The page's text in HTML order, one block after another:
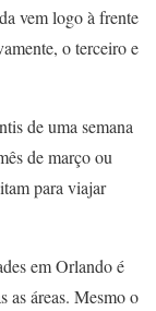
vem logo à frente
o terceiro e
de uma semana
de março ou
para viajar
em Orlando é
as áreas. Mesmo o